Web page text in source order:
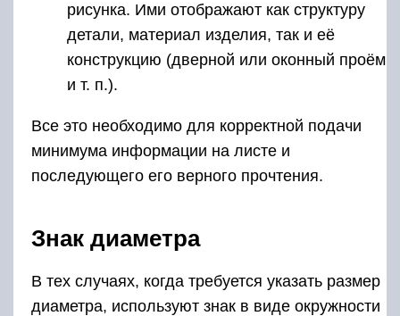
рисунка. Ими отображают как структуру
детали, материал изделия, так и её
конструкцию (дверной или оконный проём
и т. п.).
Все это необходимо для корректной подачи
минимума информации на листе и
последующего его верного прочтения.
Знак диаметра
В тех случаях, когда требуется указать размер
диаметра, используют знак в виде окружности